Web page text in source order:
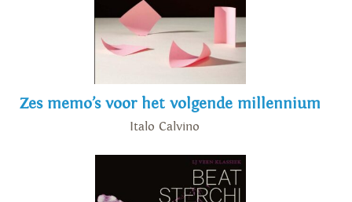
Zes memo’s voor het volgende millennium
Italo Calvino